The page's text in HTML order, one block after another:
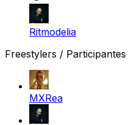
Ritmodelia
Freestylers / Participantes
MXRea